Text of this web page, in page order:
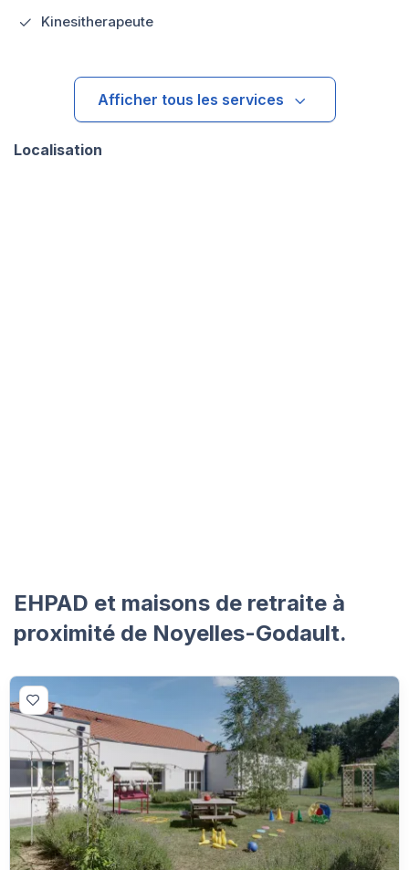
Kinesitherapeute
Afficher tous les services
Localisation
EHPAD et maisons de retraite à
proximité de Noyelles-Godault.